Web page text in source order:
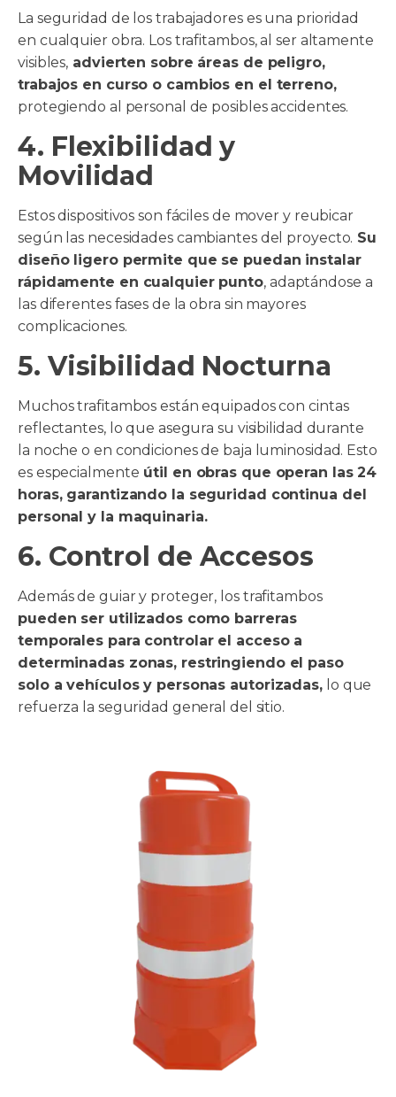
La seguridad de los trabajadores es una prioridad
en cualquier obra. Los trafitambos, al ser altamente
visibles, advierten sobre áreas de peligro,
trabajos en curso o cambios en el terreno,
protegiendo al personal de posibles accidentes.
4. Flexibilidad y
Movilidad
Estos dispositivos son fáciles de mover y reubicar
según las necesidades cambiantes del proyecto. Su
diseño ligero permite que se puedan instalar
rápidamente en cualquier punto, adaptándose a
las diferentes fases de la obra sin mayores
complicaciones.
5. Visibilidad Nocturna
Muchos trafitambos están equipados con cintas
reflectantes, lo que asegura su visibilidad durante
la noche o en condiciones de baja luminosidad. Esto
es especialmente útil en obras que operan las 24
horas, garantizando la seguridad continua del
personal y la maquinaria.
6. Control de Accesos
Además de guiar y proteger, los trafitambos
pueden ser utilizados como barreras
temporales para controlar el acceso a
determinadas zonas, restringiendo el paso
solo a vehículos y personas autorizadas, lo que
refuerza la seguridad general del sitio.